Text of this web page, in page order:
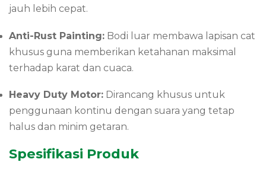
jauh lebih cepat.
Anti-Rust Painting: Bodi luar membawa lapisan cat
khusus guna memberikan ketahanan maksimal
terhadap karat dan cuaca.
Heavy Duty Motor: Dirancang khusus untuk
penggunaan kontinu dengan suara yang tetap
halus dan minim getaran.
Spesifikasi Produk